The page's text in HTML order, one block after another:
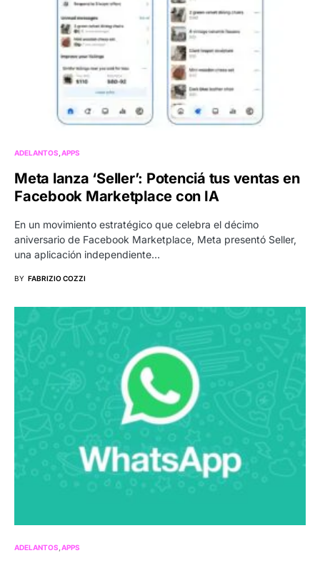
ADELANTOS APPS
Meta lanza ‘Seller’: Potenciá tus ventas en
Facebook Marketplace con IA
En un movimiento estratégico que celebra el décimo
aniversario de Facebook Marketplace, Meta presentó Seller,
una aplicación independiente…
BY FABRIZIO COZZI
ADELANTOS APPS